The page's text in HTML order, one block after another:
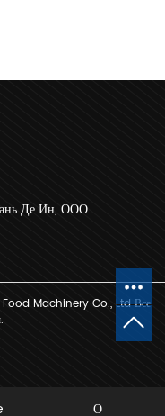
Де Ин, ООО
Machinery Co., Ltd Все
О